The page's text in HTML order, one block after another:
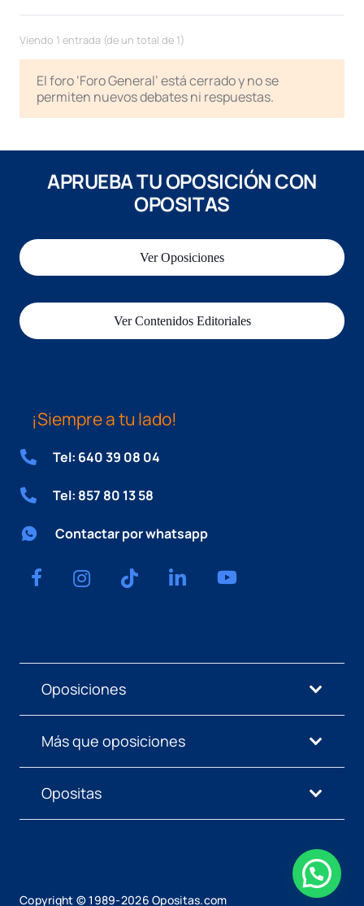
Viendo 1 entrada (de un total de 1)
El foro ‘Foro General’ está cerrado y no se
permiten nuevos debates ni respuestas.
APRUEBA TU OPOSICIÓN CON
OPOSITAS
Ver Oposiciones
Ver Contenidos Editoriales
¡Siempre a tu lado!
Tel: 640 39 08 04
Tel: 857 80 13 58
Contactar por whatsapp
Oposiciones
Más que oposiciones
Opositas
Copyright © 1989-2026 Opositas.com